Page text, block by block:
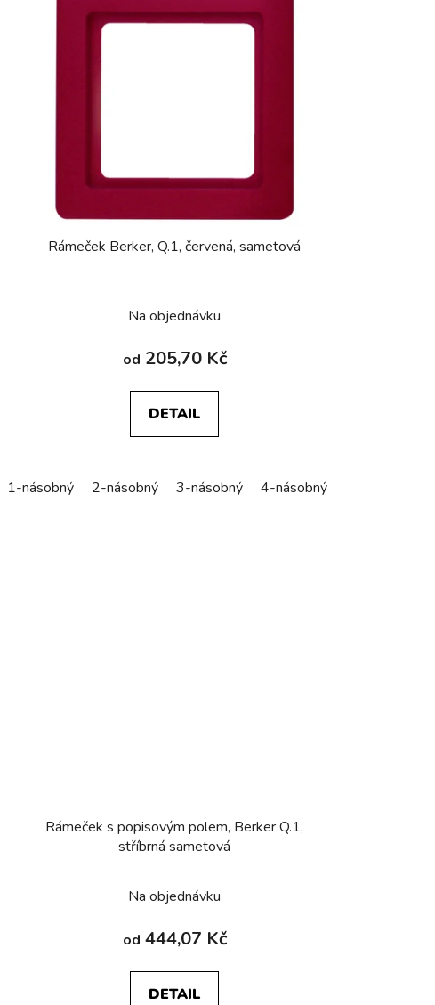
Rámeček Berker, Q.1, červená, sametová
Na objednávku
od 205,70 Kč
DETAIL
1-násobný 2-násobný 3-násobný 4-násobný
Rámeček s popisovým polem, Berker Q.1,
stříbrná sametová
Na objednávku
od 444,07 Kč
DETAIL